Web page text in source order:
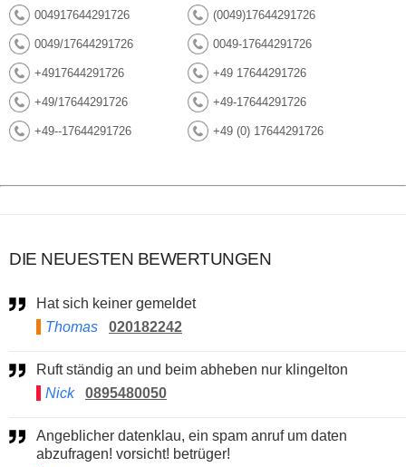
004917644291726 (0049)17644291726
0049/17644291726 0049-17644291726
+4917644291726 +49 17644291726
+49/17644291726 +49-17644291726
+49--17644291726 +49 (0) 17644291726
DIE NEUESTEN BEWERTUNGEN
Hat sich keiner gemeldet
Thomas
020182242
Ruft ständig an und beim abheben nur klingelton
Nick
0895480050
Angeblicher datenklau, ein spam anruf um daten
abzufragen! vorsicht! betrüger!